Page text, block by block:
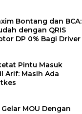
Bontang dan BCA:
dengan QRIS
DP 0% Bagi Driver
Pintu Masuk
Arif: Masih Ada
MOU Dengan